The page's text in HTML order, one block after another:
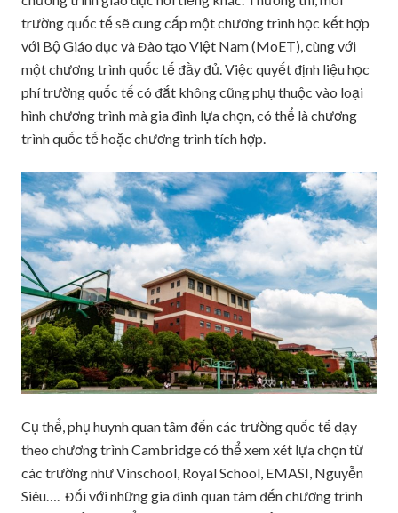
trường quốc tế sẽ cung cấp một chương trình học kết hợp
với Bộ Giáo dục và Đào tạo Việt Nam (MoET), cùng với
một chương trình quốc tế đầy đủ. Việc quyết định liệu học
phí trường quốc tế có đắt không cũng phụ thuộc vào loại
hình chương trình mà gia đình lựa chọn, có thể là chương
trình quốc tế hoặc chương trình tích hợp.
Cụ thể, phụ huynh quan tâm đến các trường quốc tế dạy
theo chương trình Cambridge có thể xem xét lựa chọn từ
các trường như Vinschool, Royal School, EMASI, Nguyễn
Siêu…. Đối với những gia đình quan tâm đến chương trình